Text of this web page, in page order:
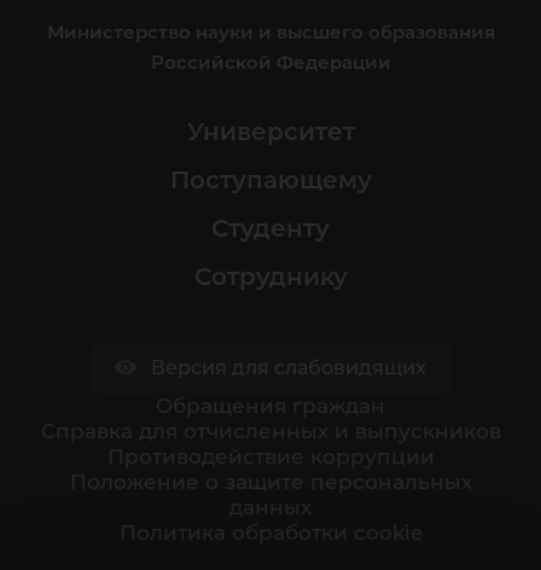
Министерство науки и высшего образования
Российской Федерации
Университет
Поступающему
Студенту
Сотруднику